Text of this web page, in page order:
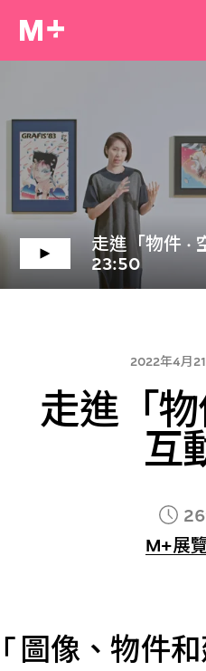
走進「物件 ·
23:50
2022年4月
走進「物
互
M+展
圖像、物件